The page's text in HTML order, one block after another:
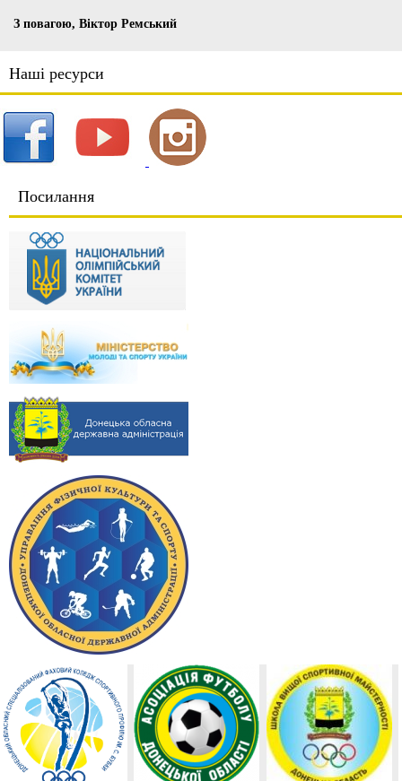
З повагою, Віктор Ремський
Наші ресурси
Посилання